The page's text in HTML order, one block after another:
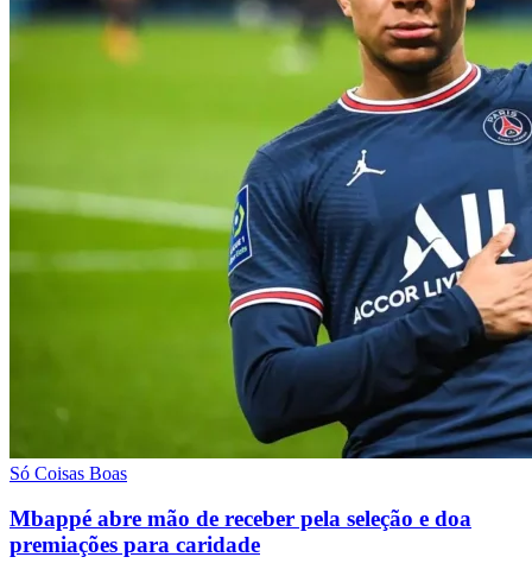
Só Coisas Boas
Mbappé abre mão de receber pela seleção e doa
premiações para caridade